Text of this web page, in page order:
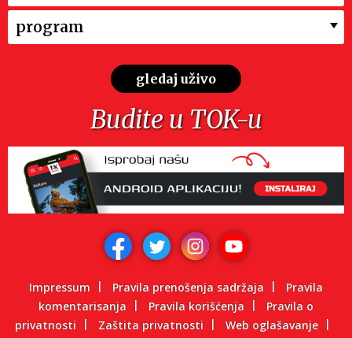
program
gledaj uživo
Budite u TOK-u
Impressum Pravila prenošenja sadržaja
Pravila
komentarisanja
Pravila korišćenja
Pravila o
privatnosti
Zaštita privatnosti
Web oglašavanje